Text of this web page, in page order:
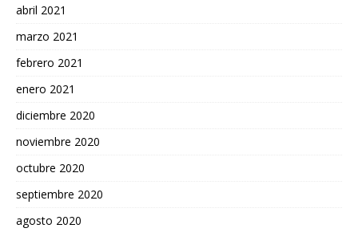
abril 2021
marzo 2021
febrero 2021
enero 2021
diciembre 2020
noviembre 2020
octubre 2020
septiembre 2020
agosto 2020